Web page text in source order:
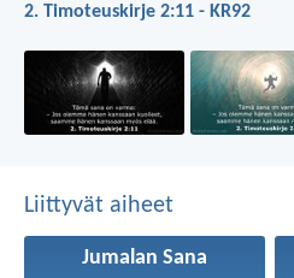
2. Timoteuskirje 2:11 - KR92
Liittyvät aiheet
Jumalan Sana